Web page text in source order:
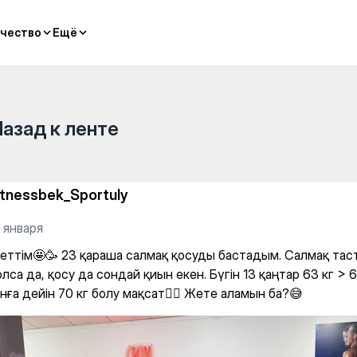
Ещё
Ещё қосуды бастадым.
к ленте
января
23 қараша салмақ қосуды бастадым. Салмақ
да, қосу да сондай қиын екен. Бүгін 13 қаңтар 63 кг >
дейін 70 кг болу мақсат✊🏼 Жете аламын ба?😅